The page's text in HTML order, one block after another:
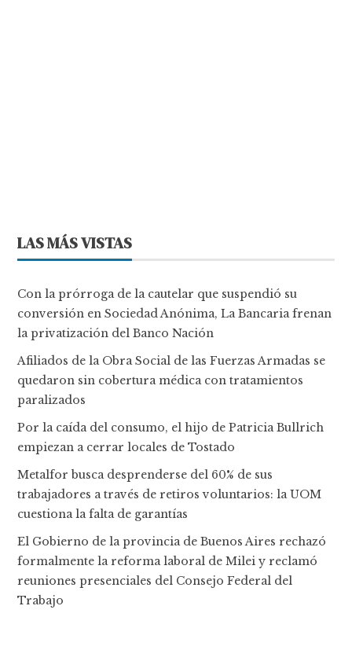
LAS MÁS VISTAS
Con la prórroga de la cautelar que suspendió su
conversión en Sociedad Anónima, La Bancaria frenan
la privatización del Banco Nación
Afiliados de la Obra Social de las Fuerzas Armadas se
quedaron sin cobertura médica con tratamientos
paralizados
Por la caída del consumo, el hijo de Patricia Bullrich
empiezan a cerrar locales de Tostado
Metalfor busca desprenderse del 60% de sus
trabajadores a través de retiros voluntarios: la UOM
cuestiona la falta de garantías
El Gobierno de la provincia de Buenos Aires rechazó
formalmente la reforma laboral de Milei y reclamó
reuniones presenciales del Consejo Federal del
Trabajo